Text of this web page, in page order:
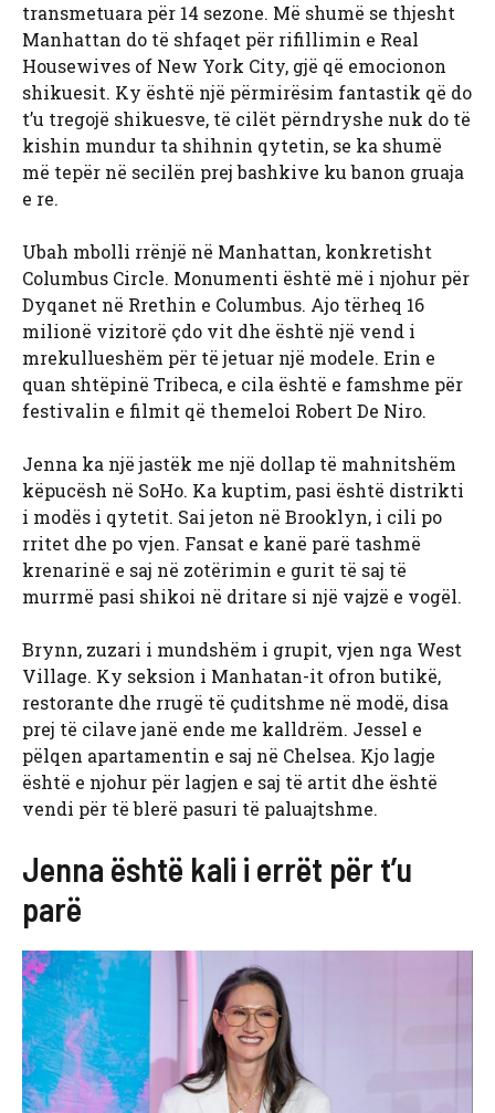
transmetuara për 14 sezone. Më shumë se thjesht
Manhattan do të shfaqet për rifillimin e Real
Housewives of New York City, gjë që emocionon
shikuesit. Ky është një përmirësim fantastik që do
t’u tregojë shikuesve, të cilët përndryshe nuk do të
kishin mundur ta shihnin qytetin, se ka shumë
më tepër në secilën prej bashkive ku banon gruaja
e re.
Ubah mbolli rrënjë në Manhattan, konkretisht
Columbus Circle. Monumenti është më i njohur për
Dyqanet në Rrethin e Columbus. Ajo tërheq 16
milionë vizitorë çdo vit dhe është një vend i
mrekullueshëm për të jetuar një modele. Erin e
quan shtëpinë Tribeca, e cila është e famshme për
festivalin e filmit që themeloi Robert De Niro.
Jenna ka një jastëk me një dollap të mahnitshëm
këpucësh në SoHo. Ka kuptim, pasi është distrikti
i modës i qytetit. Sai jeton në Brooklyn, i cili po
rritet dhe po vjen. Fansat e kanë parë tashmë
krenarinë e saj në zotërimin e gurit të saj të
murrmë pasi shikoi në dritare si një vajzë e vogël.
Brynn, zuzari i mundshëm i grupit, vjen nga West
Village. Ky seksion i Manhatan-it ofron butikë,
restorante dhe rrugë të çuditshme në modë, disa
prej të cilave janë ende me kalldrëm. Jessel e
pëlqen apartamentin e saj në Chelsea. Kjo lagje
është e njohur për lagjen e saj të artit dhe është
vendi për të blerë pasuri të paluajtshme.
Jenna është kali i errët për t’u
parë